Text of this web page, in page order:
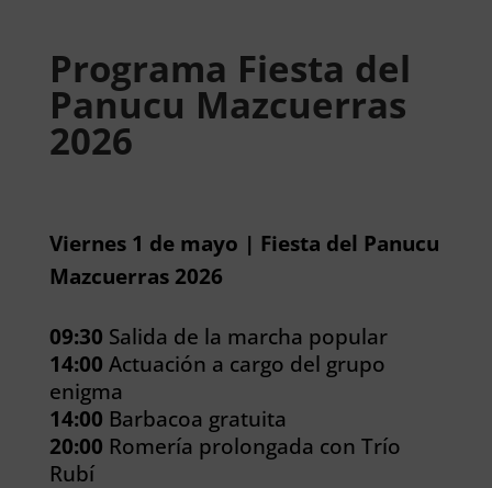
Programa Fiesta del
Panucu Mazcuerras
2026
Viernes 1 de mayo | Fiesta del Panucu
Mazcuerras 2026
09:30 Salida de la marcha popular
14:00 Actuación a cargo del grupo
enigma
14:00 Barbacoa gratuita
20:00 Romería prolongada con Trío
Rubí